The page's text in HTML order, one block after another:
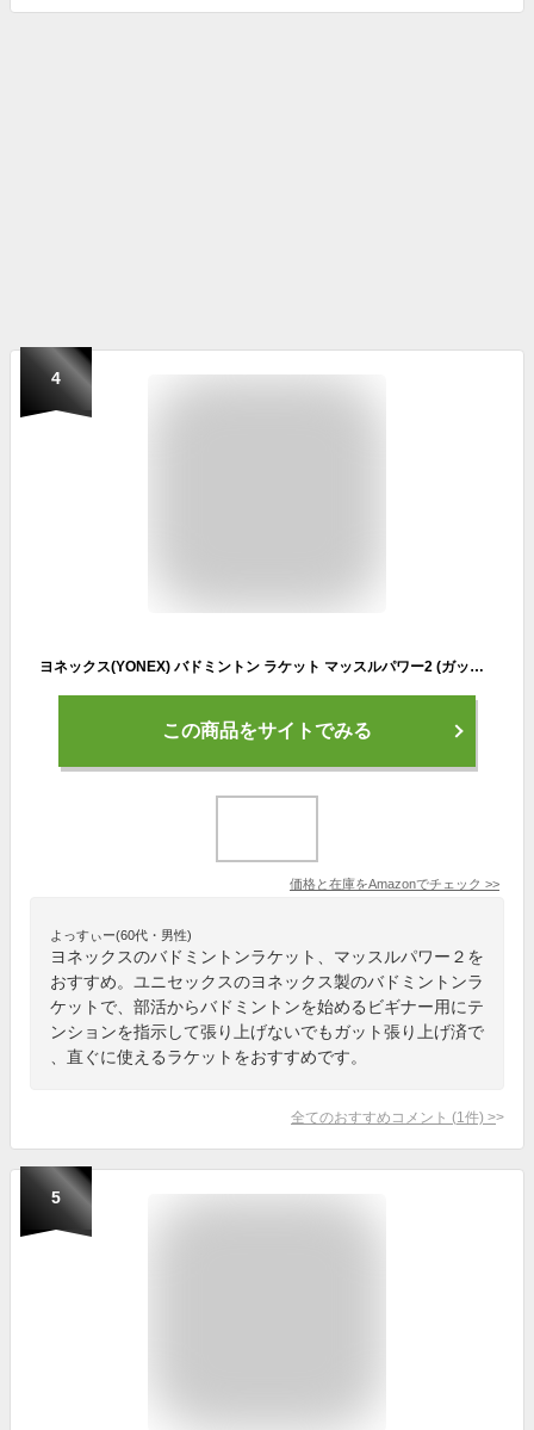
4
ヨネックス(YONEX) バドミントン ラケット マッスルパワー2 (ガット張り上げ済) G4 ホワイト/オレンジ MP2
この商品をサイトでみる
価格と在庫をAmazonでチェック >>
よっすぃー(60代・男性)
ヨネックスのバドミントンラケット、マッスルパワー２を
おすすめ。ユニセックスのヨネックス製のバドミントンラ
ケットで、部活からバドミントンを始めるビギナー用にテ
ンションを指示して張り上げないでもガット張り上げ済で
、直ぐに使えるラケットをおすすめです。
全てのおすすめコメント (1 件) >
5